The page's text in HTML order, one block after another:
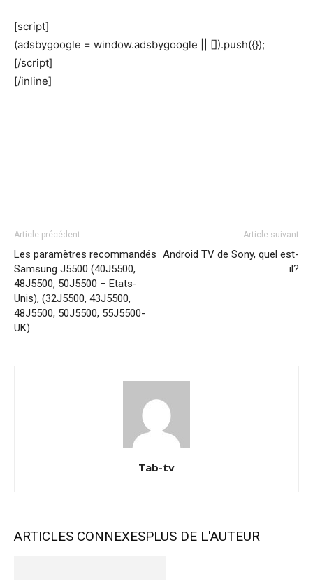
[script]
(adsbygoogle = window.adsbygoogle || []).push({});
[/script]
[/inline]
Article précédent
Les paramètres recommandés
Samsung J5500 (40J5500,
48J5500, 50J5500 – Etats-
Unis), (32J5500, 43J5500,
48J5500, 50J5500, 55J5500-
UK)
Article suivant
Android TV de Sony, quel est-
il?
Tab-tv
ARTICLES CONNEXESPLUS DE L'AUTEUR